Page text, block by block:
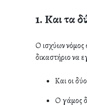
1. Και τα
Ο ισχύων νόμος
δικαστήριο να
Και οι
Ο γάμος